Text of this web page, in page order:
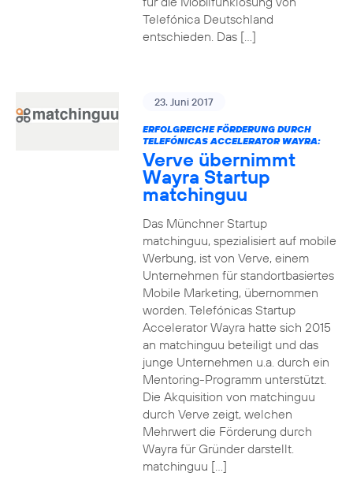
Telefónica Deutschland
entschieden. Das […]
23. Juni 2017
ERFOLGREICHE FÖRDERUNG DURCH
TELEFÓNICAS ACCELERATOR WAYRA:
Verve übernimmt
Wayra Startup
matchinguu
Das Münchner Startup
matchinguu, spezialisiert auf mobile
Werbung, ist von Verve, einem
Unternehmen für standortbasiertes
Mobile Marketing, übernommen
worden. Telefónicas Startup
Accelerator Wayra hatte sich 2015
an matchinguu beteiligt und das
junge Unternehmen u.a. durch ein
Mentoring-Programm unterstützt.
Die Akquisition von matchinguu
durch Verve zeigt, welchen
Mehrwert die Förderung durch
Wayra für Gründer darstellt.
matchinguu […]